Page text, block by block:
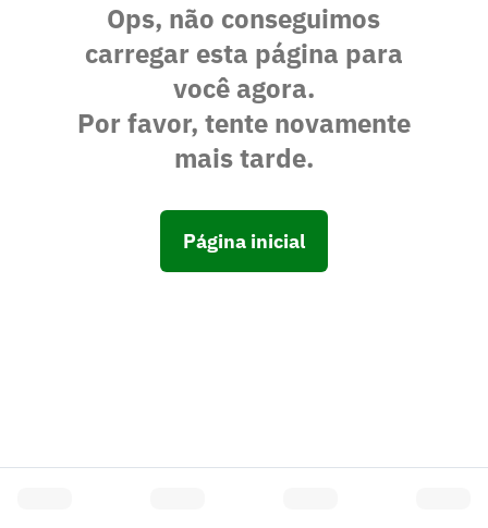
Ops, não conseguimos
carregar esta página para
você agora.
Por favor, tente novamente
mais tarde.
Página inicial